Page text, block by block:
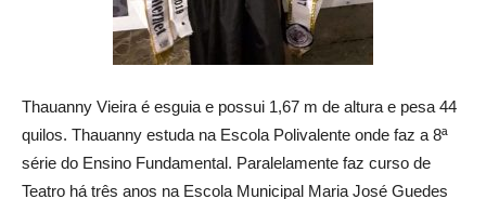
Thauanny Vieira é esguia e possui 1,67 m de altura e pesa 44
quilos. Thauanny estuda na Escola Polivalente onde faz a 8ª
série do Ensino Fundamental. Paralelamente faz curso de
Teatro há três anos na Escola Municipal Maria José Guedes